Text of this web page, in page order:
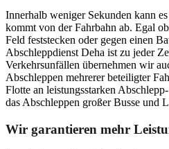
Innerhalb weniger Sekunden kann
kommt von der Fahrbahn ab. Egal
Feld feststecken oder gegen einen
Abschleppdienst Deha ist zu jeder
Verkehrsunfällen übernehmen wir
Abschleppen mehrerer beteiligter
Flotte an leistungsstarken
das Abschleppen großer Busse und
Wir garantieren mehr